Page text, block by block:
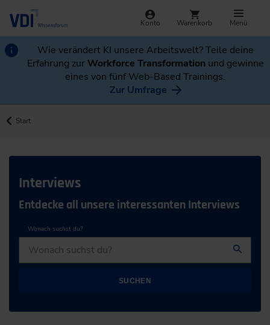
Konto Warenkorb Menü
Wie verändert KI unsere Arbeitswelt? Teile deine
Erfahrung zurWorkforce Transformation und gewinne
eines von fünf Web-Based Trainings.
Zur Umfrage
Start
Interviews
Entdecke all unsere interessanten Interviews
Wonach suchst du?
SUCHEN